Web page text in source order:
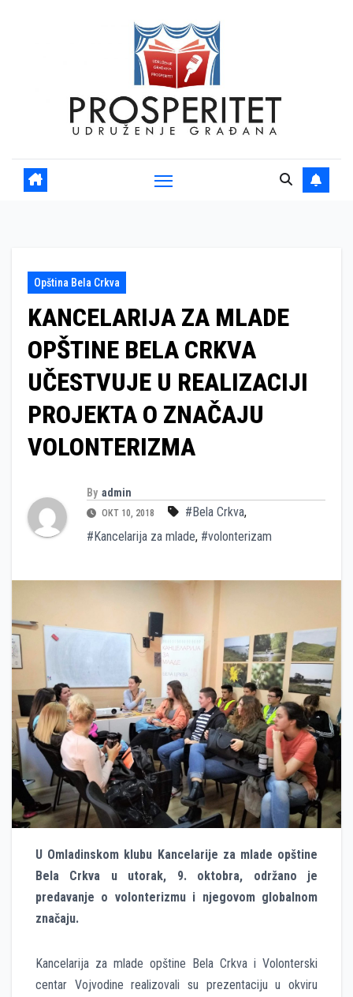
Opština Bela Crkva
KANCELARIJA ZA MLADE
OPŠTINE BELA CRKVA
UČESTVUJE U REALIZACIJI
PROJEKTA O ZNAČAJU
VOLONTERIZMA
By admin
ОКТ 10, 2018 #Bela Crkva,
#Kancelarija za mlade, #volonterizam
U Omladinskom klubu Kancelarije za mlade opštine
Bela Crkva u utorak, 9. oktobra, održano je
predavanje o volonterizmu i njegovom globalnom
značaju.
Kancelarija za mlade opštine Bela Crkva i Volonterski
centar Vojvodine realizovali su prezentaciju u okviru